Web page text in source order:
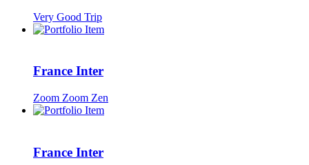
Very Good Trip
France Inter
Zoom Zoom Zen
France Inter